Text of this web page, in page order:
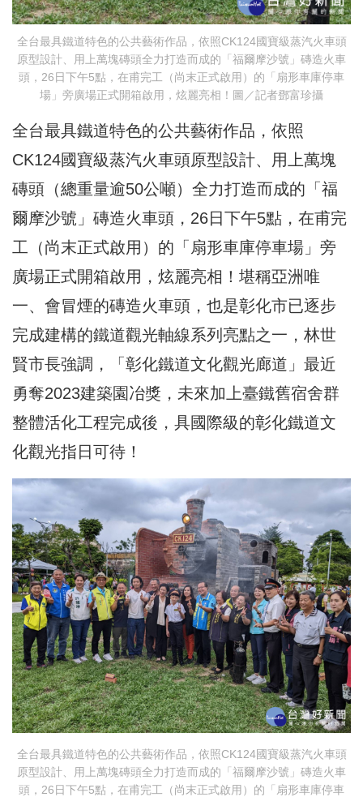
全台最具鐵道特色的公共藝術作品，依照CK124國寶級蒸汽火車頭
原型設計、用上萬塊磚頭全力打造而成的「福爾摩沙號」磚造火車
頭，26日下午5點，在甫完工（尚末正式啟用）的「扇形車庫停車
場」旁廣場正式開箱啟用，炫麗亮相！圖／記者鄧富珍攝
全台最具鐵道特色的公共藝術作品，依照
CK124國寶級蒸汽火車頭原型設計、用上萬塊
磚頭（總重量逾50公噸）全力打造而成的「福
爾摩沙號」磚造火車頭，26日下午5點，在甫完
工（尚末正式啟用）的「扇形車庫停車場」旁
廣場正式開箱啟用，炫麗亮相！堪稱亞洲唯
一、會冒煙的磚造火車頭，也是彰化市已逐步
完成建構的鐵道觀光軸線系列亮點之一，林世
賢市長強調，「彰化鐵道文化觀光廊道」最近
勇奪2023建築園冶獎，未來加上臺鐵舊宿舍群
整體活化工程完成後，具國際級的彰化鐵道文
化觀光指日可待！
全台最具鐵道特色的公共藝術作品，依照CK124國寶級蒸汽火車頭
原型設計、用上萬塊磚頭全力打造而成的「福爾摩沙號」磚造火車
頭，26日下午5點，在甫完工（尚末正式啟用）的「扇形車庫停車